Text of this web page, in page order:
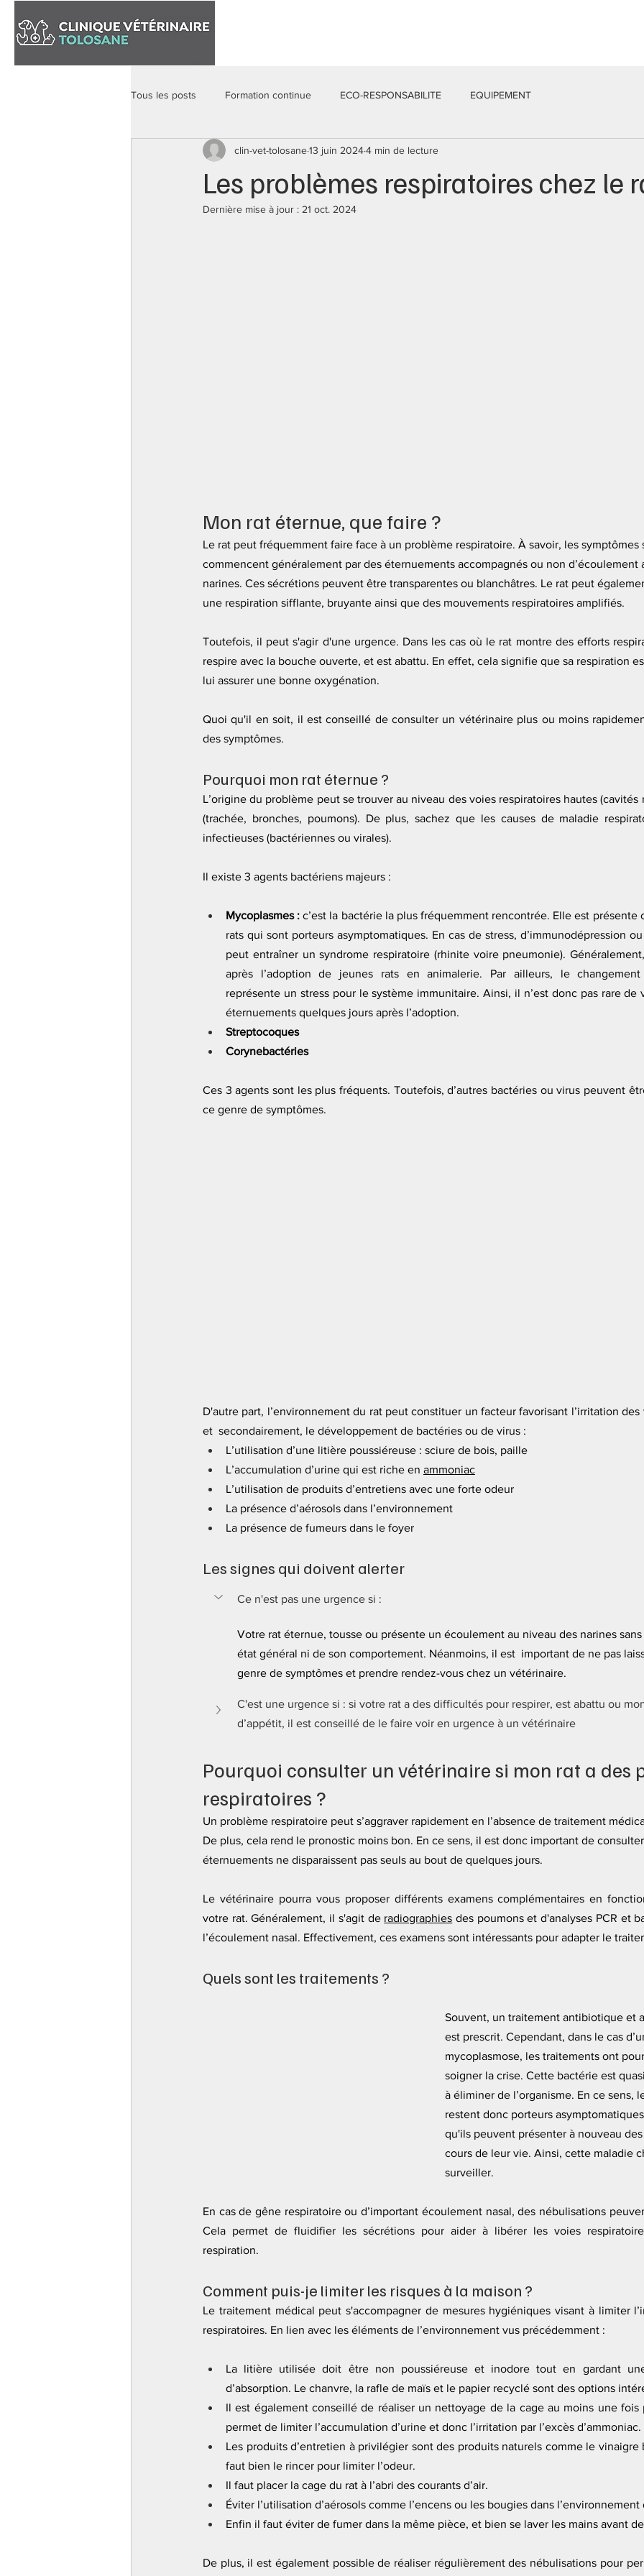
Tous les posts Formation continue ECO-RESPONSABILITE EQUIPEMENT
Les problèmes respiratoires chez le
clin-vet-tolosane13 juin 20244 min de lecture
Dernière mise à jour : 21 oct. 2024
Mon rat éternue, que faire ?
Le rat peut fréquemment faire face à un problème respiratoire. À savoir, les symptômes
commencent généralement par des éternuements accompagnés ou non d’écoulement
narines. Ces sécrétions peuvent être transparentes ou blanchâtres. Le rat peut
une respiration sifflante, bruyante ainsi que des mouvements respiratoires amplifiés.
Toutefois, il peut s'agir d'une urgence. Dans les cas où le rat montre des efforts
respire avec la bouche ouverte, et est abattu. En effet, cela signifie que sa respiration
lui assurer une bonne oxygénation.
Quoi qu'il en soit, il est conseillé de consulter un vétérinaire plus ou moins
des symptômes.
Pourquoi mon rat éternue ?
L’origine du problème peut se trouver au niveau des voies respiratoires hautes (cavités
(trachée, bronches, poumons). De plus, sachez que les causes de maladie
infectieuses (bactériennes ou virales).
Il existe 3 agents bactériens majeurs :
Mycoplasmes : c’est la bactérie la plus fréquemment rencontrée. Elle est présente
rats qui sont porteurs asymptomatiques. En cas de stress, d’immunodépression
peut entraîner un syndrome respiratoire (rhinite voire pneumonie).
après l’adoption de jeunes rats en animalerie. Par ailleurs, le changement
représente un stress pour le système immunitaire. Ainsi, il n’est donc pas rare de
éternuements quelques jours après l’adoption.
Streptocoques
Corynebactéries
Ces 3 agents sont les plus fréquents. Toutefois, d’autres bactéries ou virus peuvent
ce genre de symptômes.
D'autre part, l’environnement du rat peut constituer un facteur favorisant l’irritation des
et  secondairement, le développement de bactéries ou de virus :
L’utilisation d’une litière poussiéreuse : sciure de bois, paille
L’accumulation d’urine qui est riche en ammoniac
L’utilisation de produits d’entretiens avec une forte odeur
La présence d’aérosols dans l’environnement
La présence de fumeurs dans le foyer
Les signes qui doivent alerter
Ce n'est pas une urgence si :
Votre rat éternue, tousse ou présente un écoulement au niveau des narines
état général ni de son comportement. Néanmoins, il est  important de ne pas
genre de symptômes et prendre rendez-vous chez un vétérinaire.
C'est une urgence si : si votre rat a des difficultés pour respirer, est abattu ou
d’appétit, il est conseillé de le faire voir en urgence à un vétérinaire
Pourquoi consulter un vétérinaire si mon rat a des
respiratoires ?
Un problème respiratoire peut s’aggraver rapidement en l’absence de traitement
De plus, cela rend le pronostic moins bon. En ce sens, il est donc important de
éternuements ne disparaissent pas seuls au bout de quelques jours.
Le vétérinaire pourra vous proposer différents examens complémentaires en
votre rat. Généralement, il s'agit de radiographies des poumons et d'analyses PCR et
l’écoulement nasal. Effectivement, ces examens sont intéressants pour adapter le
Quels sont les traitements ?
Souvent, un traitement antibiotique et
est prescrit. Cependant, dans le cas
mycoplasmose, les traitements ont
soigner la crise. Cette bactérie est
à éliminer de l’organisme. En ce sens,
restent donc porteurs
qu'ils peuvent présenter à nouveau
cours de leur vie. Ainsi, cette maladie
surveiller.
En cas de gêne respiratoire ou d’important écoulement nasal, des nébulisations
Cela permet de fluidifier les sécrétions pour aider à libérer les voies
respiration.
Comment puis-je limiter les risques à la maison ?
Le traitement médical peut s'accompagner de mesures hygiéniques visant à limiter
respiratoires. En lien avec les éléments de l’environnement vus précédemment :
La litière utilisée doit être non poussiéreuse et inodore tout en gardant
d’absorption. Le chanvre, la rafle de maïs et le papier recyclé sont des options
Il est également conseillé de réaliser un nettoyage de la cage au moins une fois
permet de limiter l’accumulation d’urine et donc l’irritation par l’excès d’ammoniac.
Les produits d’entretien à privilégier sont des produits naturels comme le vinaigre
faut bien le rincer pour limiter l’odeur.
Il faut placer la cage du rat à l’abri des courants d’air.
Éviter l’utilisation d’aérosols comme l’encens ou les bougies dans
Enfin il faut éviter de fumer dans la même pièce, et bien se laver les mains avant
De plus, il est également possible de réaliser régulièrement des nébulisations pour